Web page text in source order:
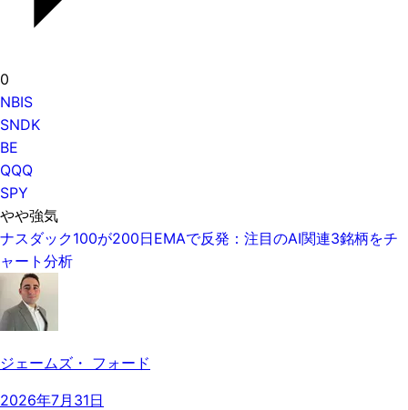
0
NBIS
SNDK
BE
QQQ
SPY
やや強気
ナスダック100が200日EMAで反発：注目のAI関連3銘柄をチ
ャート分析
ジェームズ・ フォード
2026年7月31日